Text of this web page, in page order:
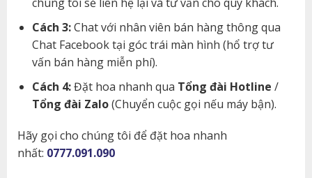
chúng tôi sẻ liên hệ lại và tư vấn cho quý khách.
Cách 3:Chat với nhân viên bán hàng thông qua
Chat Facebook tại góc trái màn hình (hổ trợ tư
vấn bán hàng miễn phí).
Cách 4:Đặt hoa nhanh qua Tổng đài Hotline /
Tổng đài Zalo(Chuyển cuộc gọi nếu máy bận).
Hãy gọi cho chúng tôi để đặt hoa nhanh
nhất: 0777.091.090